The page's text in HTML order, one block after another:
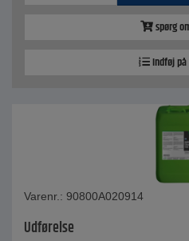
spørg
Indføj
Varenr.: 90800A020914
Udførelse